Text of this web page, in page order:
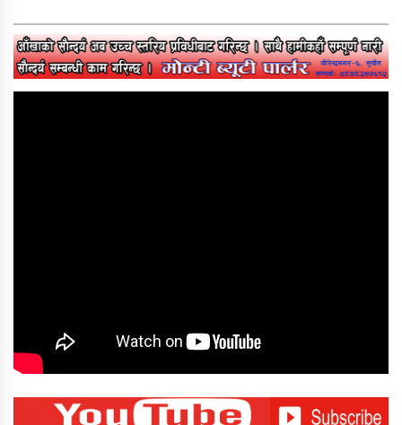
भक्तपूर र काठमाण्डौंमा रक्तदान,
सर्वाधिक शतक रक्तदाता कर्माचार्य
सम्मानित
पत्रकार खड्काको चरित्रहत्या गर्न
खोजिएको भन्दै पत्रकार महासंघ
सुर्खेतको आपत्ति